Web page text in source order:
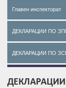
Главен инспекторат
ДЕКЛАРАЦИИ ПО
ДЕКЛАРАЦИИ ПО